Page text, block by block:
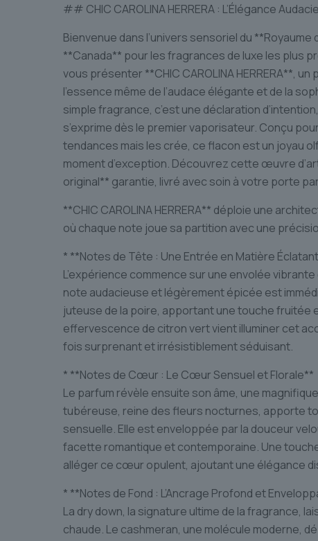
## CHIC CAROLINA HERRERA : L’Élégance
Bienvenue dans l’univers sensoriel du
**Canada** pour les fragrances de luxe les plus
vous présenter **CHIC CAROLINA HERRERA**,
l’essence même de l’audace élégante et de la
simple fragrance, c’est une déclaration
s’exprime dès le premier vaporisateur. Conçu
tendances mais les crée, ce flacon est un joyau
moment d’exception. Découvrez cette œuvre
original** garantie, livré avec soin à votre porte
**CHIC CAROLINA HERRERA** déploie une
où chaque note joue sa partition avec une
* **Notes de Tête : Une Entrée en Matière
L’expérience commence sur une envolée
note audacieuse et légèrement épicée est
juteuse de la poire, apportant une touche fruitée
effervescence de citron vert vient illuminer cet
fois surprenant et irrésistiblement séduisant.
* **Notes de Cœur : Le Cœur Sensuel et Florale**
Le parfum révèle ensuite son âme, une
tubéreuse, reine des fleurs nocturnes, apporte
sensuelle. Elle est enveloppée par la douceur
facette romantique et contemporaine. Une
alléger ce cœur opulent, ajoutant une élégance
* **Notes de Fond : L’Ancrage Profond et
La dry down, la signature ultime de la fragrance,
chaude. Le cashmeran, une molécule moderne,